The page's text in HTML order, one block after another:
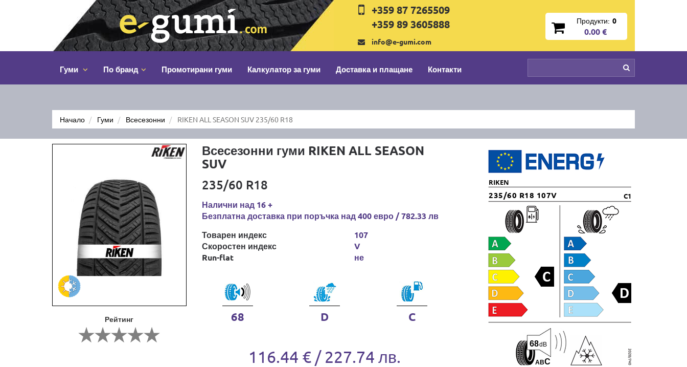
+359 87 7265509
+359 89 3605888
info@e-gumi.com
Продукти: 0
0.00 €
Гуми По бранд Промотирани гуми Калкулатор за гуми Доставка и плащане Контакти
Начало Гуми Всесезонни RIKEN ALL SEASON SUV 235/60 R18
Рейтинг
Всесезонни гуми RIKEN ALL SEASON
SUV
235/60 R18
Налични над 16 +
Безплатна доставка при поръчка над 400 евро / 782.33 лв
Товарен индекс
Скоростен индекс
Run-flat
107
V
не
68 D C
116.44 € / 227.74 лв.
RIKEN
235/60 R18 107V C1
A BC
68dB